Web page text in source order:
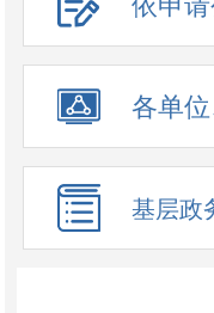
各单
基层政